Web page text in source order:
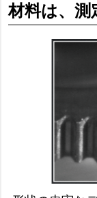
材料は、測